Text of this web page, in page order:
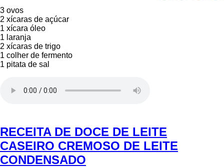
3 ovos
2 xícaras de açúcar
1 xícara óleo
1 laranja
2 xícaras de trigo
1 colher de fermento
1 pitata de sal
RECEITA DE DOCE DE LEITE
CASEIRO CREMOSO DE LEITE
CONDENSADO